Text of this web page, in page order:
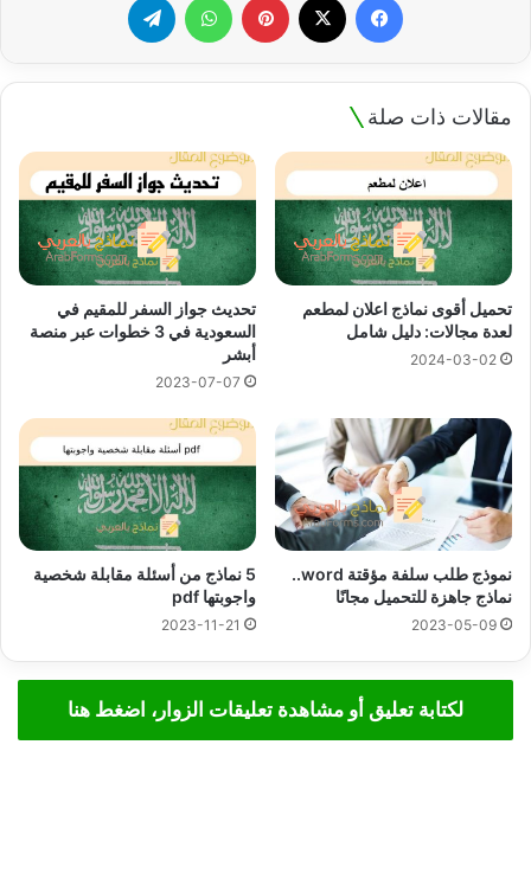
مقالات ذات صلة
تحميل أقوى نماذج اعلان لمطعم
لعدة مجالات: دليل شامل
2024-03-02
تحديث جواز السفر للمقيم في
السعودية في 3 خطوات عبر منصة
أبشر
2023-07-07
نموذج طلب سلفة مؤقتة word..
نماذج جاهزة للتحميل مجانًا
2023-05-09
5 نماذج من أسئلة مقابلة شخصية
واجوبتها pdf
2023-11-21
لكتابة تعليق أو مشاهدة تعليقات الزوار، اضغط هنا